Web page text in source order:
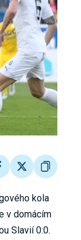
kola
v domácím
Slavií 0:0.